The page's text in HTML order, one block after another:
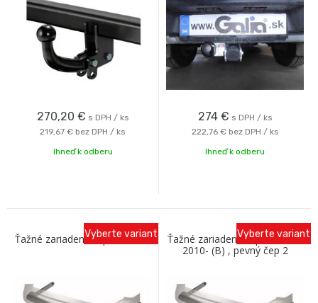
270,20 € s DPH / ks
219,67 € bez DPH / ks
Ihneď k odberu
274 € s DPH / ks
222,76 € bez DPH / ks
Ihneď k odberu
Ťažné zariadenie Opel Meriva
Vyberte variant
Ťažné zariadenie Opel Meriva
2010- (B) , pevný čep 2
šrouby, Westfalia
Vyberte variant